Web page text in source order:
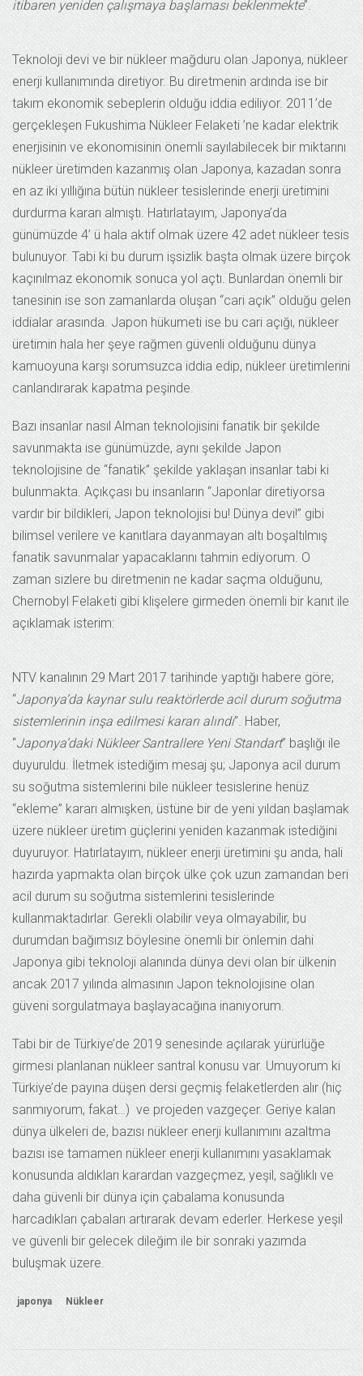
itibaren yeniden çalışmaya başlaması beklenmekte”.
Teknoloji devi ve bir nükleer mağduru olan Japonya, nükleer
enerji kullanımında diretiyor. Bu diretmenin ardında ise bir
takım ekonomik sebeplerin olduğu iddia ediliyor. 2011’de
gerçekleşen Fukushima Nükleer Felaketi ’ne kadar elektrik
enerjisinin ve ekonomisinin önemli sayılabilecek bir miktarını
nükleer üretimden kazanmış olan Japonya, kazadan sonra
en az iki yıllığına bütün nükleer tesislerinde enerji üretimini
durdurma kararı almıştı. Hatırlatayım, Japonya’da
günümüzde 4’ ü hala aktif olmak üzere 42 adet nükleer tesis
bulunuyor. Tabi ki bu durum işsizlik başta olmak üzere birçok
kaçınılmaz ekonomik sonuca yol açtı. Bunlardan önemli bir
tanesinin ise son zamanlarda oluşan “cari açık” olduğu gelen
iddialar arasında. Japon hükumeti ise bu cari açığı, nükleer
üretimin hala her şeye rağmen güvenli olduğunu dünya
kamuoyuna karşı sorumsuzca iddia edip, nükleer üretimlerini
canlandırarak kapatma peşinde.
Bazı insanlar nasıl Alman teknolojisini fanatik bir şekilde
savunmakta ise günümüzde, aynı şekilde Japon
teknolojisine de “fanatik” şekilde yaklaşan insanlar tabi ki
bulunmakta. Açıkçası bu insanların “Japonlar diretiyorsa
vardır bir bildikleri, Japon teknolojisi bu! Dünya devi!” gibi
bilimsel verilere ve kanıtlara dayanmayan altı boşaltılmış
fanatik savunmalar yapacaklarını tahmin ediyorum. O
zaman sizlere bu diretmenin ne kadar saçma olduğunu,
Chernobyl Felaketi gibi klişelere girmeden önemli bir kanıt ile
açıklamak isterim:
NTV kanalının 29 Mart 2017 tarihinde yaptığı habere göre;
“Japonya’da kaynar sulu reaktörlerde acil durum soğutma
sistemlerinin inşa edilmesi kararı alındı”. Haber,
“Japonya’daki Nükleer Santrallere Yeni Standart” başlığı ile
duyuruldu. İletmek istediğim mesaj şu; Japonya acil durum
su soğutma sistemlerini bile nükleer tesislerine henüz
“ekleme” kararı almışken, üstüne bir de yeni yıldan başlamak
üzere nükleer üretim güçlerini yeniden kazanmak istediğini
duyuruyor. Hatırlatayım, nükleer enerji üretimini şu anda, hali
hazırda yapmakta olan birçok ülke çok uzun zamandan beri
acil durum su soğutma sistemlerini tesislerinde
kullanmaktadırlar. Gerekli olabilir veya olmayabilir, bu
durumdan bağımsız böylesine önemli bir önlemin dahi
Japonya gibi teknoloji alanında dünya devi olan bir ülkenin
ancak 2017 yılında almasının Japon teknolojisine olan
güveni sorgulatmaya başlayacağına inanıyorum.
Tabi bir de Türkiye’de 2019 senesinde açılarak yürürlüğe
girmesi planlanan nükleer santral konusu var. Umuyorum ki
Türkiye’de payına düşen dersi geçmiş felaketlerden alır (hiç
sanmıyorum, fakat…) ve projeden vazgeçer. Geriye kalan
dünya ülkeleri de, bazısı nükleer enerji kullanımını azaltma
bazısı ise tamamen nükleer enerji kullanımını yasaklamak
konusunda aldıkları karardan vazgeçmez, yeşil, sağlıklı ve
daha güvenli bir dünya için çabalama konusunda
harcadıkları çabaları artırarak devam ederler. Herkese yeşil
ve güvenli bir gelecek dileğim ile bir sonraki yazımda
buluşmak üzere.
japonya Nükleer